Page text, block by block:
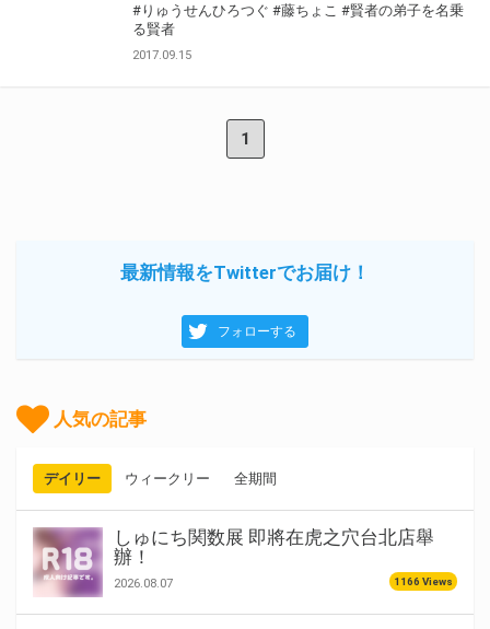
#りゅうせんひろつぐ #藤ちょこ #賢者の弟子を名乗
る賢者
2017.09.15
1
最新情報をTwitterでお届け！
フォローする
人気の記事
デイリー ウィークリー 全期間
しゅにち関数展 即將在虎之穴台北店舉
辦！
2026.08.07 1166 Views